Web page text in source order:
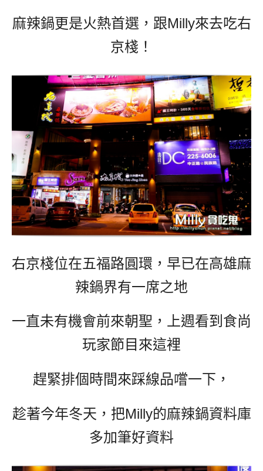
麻辣鍋更是火熱首選，跟Milly來去吃右
京棧！
右京棧位在五福路圓環，早已在高雄麻
辣鍋界有一席之地
一直未有機會前來朝聖，上週看到食尚
玩家節目來這裡
趕緊排個時間來踩線品嚐一下，
趁著今年冬天，把Milly的麻辣鍋資料庫
多加筆好資料